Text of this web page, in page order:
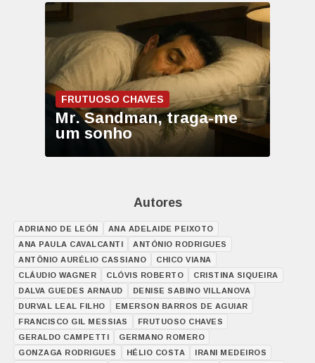
FRUTUOSO CHAVES
Mr. Sandman, traga-me
um sonho
Autores
ADRIANO DE LEÓN
ANA ADELAIDE PEIXOTO
ANA PAULA CAVALCANTI
ANTÓNIO RODRIGUES
ANTÔNIO AURÉLIO CASSIANO
CHICO VIANA
CLÁUDIO WAGNER
CLÓVIS ROBERTO
CRISTINA SIQUEIRA
DALVA GUEDES ARNAUD
DENISE SABINO VILLANOVA
DURVAL LEAL FILHO
EMERSON BARROS DE AGUIAR
FRANCISCO GIL MESSIAS
FRUTUOSO CHAVES
GERALDO CAMPETTI
GERMANO ROMERO
GONZAGA RODRIGUES
HÉLIO COSTA
IRANI MEDEIROS